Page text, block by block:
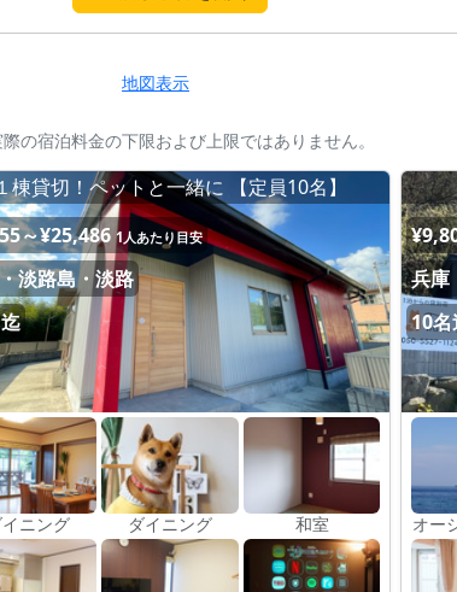
地図表示
の宿泊料金の下限および上限ではありません。
棟貸切！ペットと一緒に 【定員10名】
～¥25,486 1人あたり目安
淡路島・淡路
イニング ダイニング 和室
兵庫
10名
オー